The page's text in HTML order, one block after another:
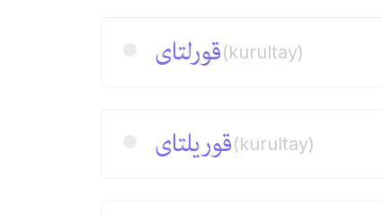
قورلتای(kurultay)
قوریلتای(kurultay)